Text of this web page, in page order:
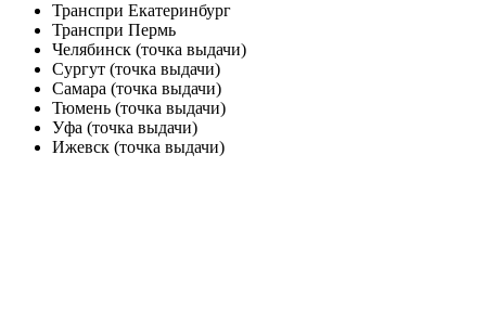
Транспри Екатеринбург
Транспри Пермь
Челябинск (точка выдачи)
Сургут (точка выдачи)
Самара (точка выдачи)
Тюмень (точка выдачи)
Уфа (точка выдачи)
Ижевск (точка выдачи)